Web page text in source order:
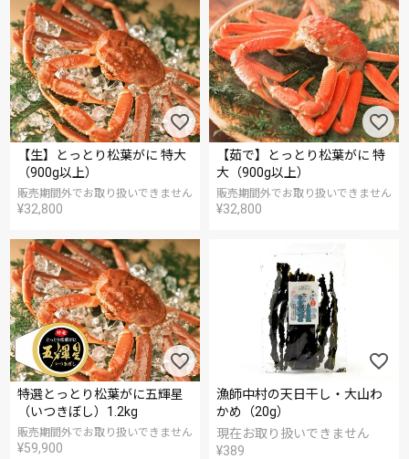
【生】とっとり松葉がに 特大
（900g以上）
販売期間外でお取り扱いできません
¥32,800
【茹で】とっとり松葉がに 特
大（900g以上）
販売期間外でお取り扱いできません
¥32,800
特選とっとり松葉がに五輝星
（いつきぼし）1.2kg
販売期間外でお取り扱いできません
¥59,900
漁師中村の天日干し・大山わ
かめ（20g）
現在お取り扱いできません
¥389